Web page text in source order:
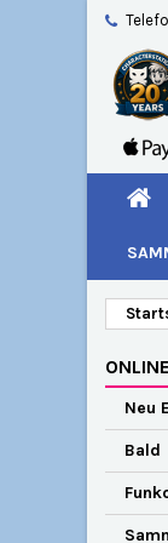
Neu
Bald